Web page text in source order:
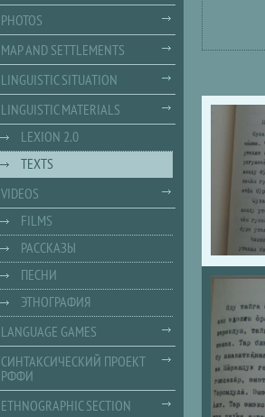
PHOTOS
MAP AND SETTLEMENTS
LINGUISTIC SITUATION
LINGUISTIC MATERIALS
LEXION 2.0
TEXTS
VIDEOS
FILMS
РАССКАЗЫ
ПЕСНИ
ЭТНОГРАФИЯ
LANGUAGE GAMES
СИНТАКСИЧЕСКИЙ ПРОЕКТ
РФФИ
ETHNOGRAPHIC SECTION